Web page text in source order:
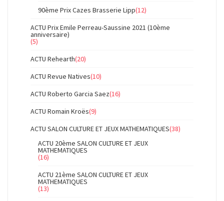
90ème Prix Cazes Brasserie Lipp(12)
ACTU Prix Emile Perreau-Saussine 2021 (10ème
anniversaire)
(5)
ACTU Rehearth(20)
ACTU Revue Natives(10)
ACTU Roberto Garcia Saez(16)
ACTU Romain Kroës(9)
ACTU SALON CULTURE ET JEUX MATHEMATIQUES(38)
ACTU 20ème SALON CULTURE ET JEUX
MATHEMATIQUES
(16)
ACTU 21ème SALON CULTURE ET JEUX
MATHEMATIQUES
(13)